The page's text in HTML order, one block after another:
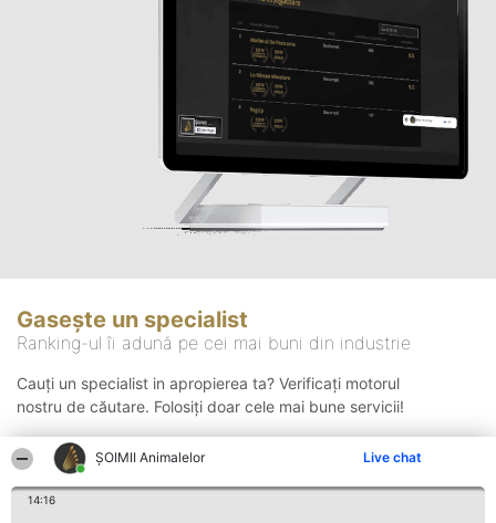
ŞOIMII Animalelor Live chat
14:16
Gasește un specialist
Ranking-ul îi adună pe cei mai buni din industrie
Cauți un specialist in apropierea ta? Verificați motorul
nostru de căutare. Folosiți doar cele mai bune servicii!